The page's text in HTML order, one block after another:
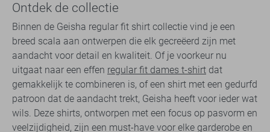
Ontdek de collectie
Binnen de Geisha regular fit shirt collectie vind je een
breed scala aan ontwerpen die elk gecreëerd zijn met
aandacht voor detail en kwaliteit. Of je voorkeur nu
uitgaat naar een effen regular fit dames t-shirt dat
gemakkelijk te combineren is, of een shirt met een gedurfd
patroon dat de aandacht trekt, Geisha heeft voor ieder wat
wils. Deze shirts, ontworpen met een focus op pasvorm en
veelzijdigheid, zijn een must-have voor elke garderobe en